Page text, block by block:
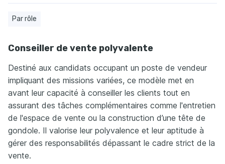
Par rôle
Conseiller de vente polyvalente
Destiné aux candidats occupant un poste de vendeur
impliquant des missions variées, ce modèle met en
avant leur capacité à conseiller les clients tout en
assurant des tâches complémentaires comme l'entretien
de l'espace de vente ou la construction d’une tête de
gondole. Il valorise leur polyvalence et leur aptitude à
gérer des responsabilités dépassant le cadre strict de la
vente.